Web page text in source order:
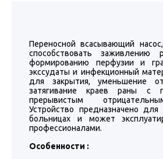
Переносной всасывающий
способствовать заживлению
формированию перфузии и
экссудаты и инфекционный
для закрытия, уменьшение
затягивание краев раны с
прерывистым
Устройство предназначено для
больницах и может
профессионалами.
Особенности :